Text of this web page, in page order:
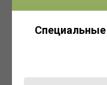
и
Специальные